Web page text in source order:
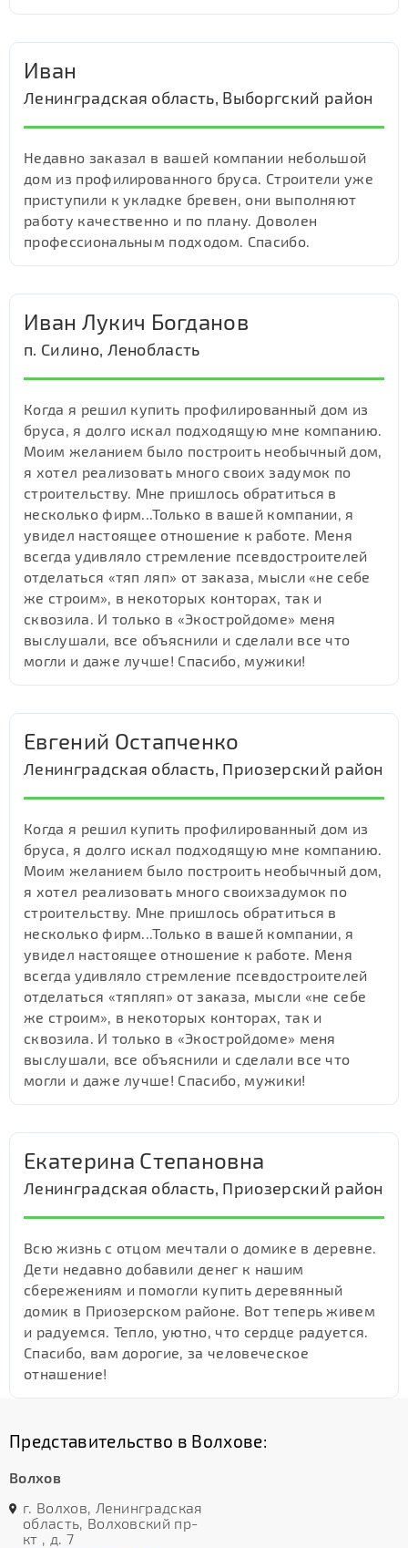
Иван
Ленинградская область, Выборгский район
Недавно заказал в вашей компании небольшой
дом из профилированного бруса. Строители уже
приступили к укладке бревен, они выполняют
работу качественно и по плану. Доволен
профессиональным подходом. Спасибо.
Иван Лукич Богданов
п. Силино, Ленобласть
Когда я решил купить профилированный дом из
бруса, я долго искал подходящую мне компанию.
Моим желанием было построить необычный дом,
я хотел реализовать много своих задумок по
строительству. Мне пришлось обратиться в
несколько фирм...Только в вашей компании, я
увидел настоящее отношение к работе. Меня
всегда удивляло стремление псевдостроителей
отделаться «тяп ляп» от заказа, мысли «не себе
же строим», в некоторых конторах, так и
сквозила. И только в «Экостройдоме» меня
выслушали, все объяснили и сделали все что
могли и даже лучше! Спасибо, мужики!
Евгений Остапченко
Ленинградская область, Приозерский район
Когда я решил купить профилированный дом из
бруса, я долго искал подходящую мне компанию.
Моим желанием было построить необычный дом,
я хотел реализовать много своихзадумок по
строительству. Мне пришлось обратиться в
несколько фирм...Только в вашей компании, я
увидел настоящее отношение к работе. Меня
всегда удивляло стремление псевдостроителей
отделаться «тяпляп» от заказа, мысли «не себе
же строим», в некоторых конторах, так и
сквозила. И только в «Экостройдоме» меня
выслушали, все объяснили и сделали все что
могли и даже лучше! Спасибо, мужики!
Екатерина Степановна
Ленинградская область, Приозерский район
Всю жизнь с отцом мечтали о домике в деревне.
Дети недавно добавили денег к нашим
сбережениям и помогли купить деревянный
домик в Приозерском районе. Вот теперь живем
и радуемся. Тепло, уютно, что сердце радуется.
Спасибо, вам дорогие, за человеческое
отнашение!
Представительство в Волхове:
Волхов
г. Волхов, Ленинградская
область, Волховский пр-
кт , д. 7